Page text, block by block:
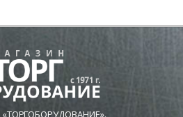
«ТОРГОБОРУДОВАНИЕ».